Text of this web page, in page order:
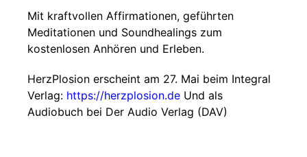
Mit kraftvollen Affirmationen, geführten
Meditationen und Soundhealings zum
kostenlosen Anhören und Erleben.
HerzPlosion erscheint am 27. Mai beim Integral
Verlag: https://herzplosion.de Und als
Audiobuch bei Der Audio Verlag (DAV)